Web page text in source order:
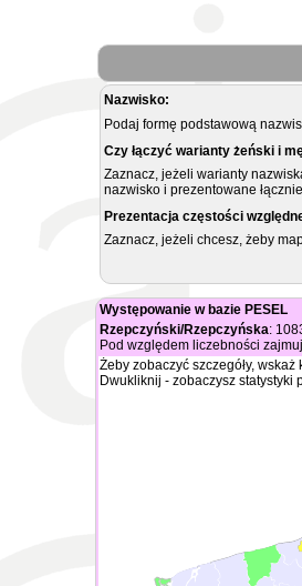
Nazwisko:
Podaj formę podstawową
Czy łączyć warianty żeński i
Zaznacz, jeżeli warianty
nazwisko i prezentowane
Prezentacja częstości
Zaznacz, jeżeli chcesz, żeby
Występowanie w bazie PESEL
Rzepczyński/Rzepczyńska:
Pod względem liczebności
Żeby zobaczyć szczegóły,
Dwukliknij - zobaczysz statystyki